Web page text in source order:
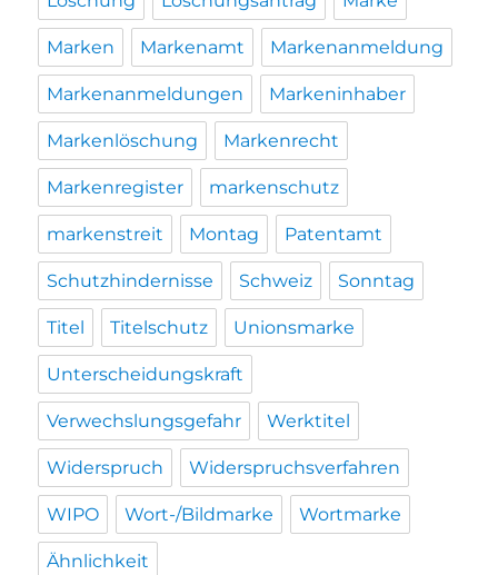
Marken Markenamt Markenanmeldung
Markenanmeldungen Markeninhaber
Markenlöschung Markenrecht
Markenregister markenschutz
markenstreit Montag Patentamt
Schutzhindernisse Schweiz Sonntag
Titel Titelschutz Unionsmarke
Unterscheidungskraft
Verwechslungsgefahr Werktitel
Widerspruch Widerspruchsverfahren
WIPO Wort-/Bildmarke Wortmarke
Ähnlichkeit